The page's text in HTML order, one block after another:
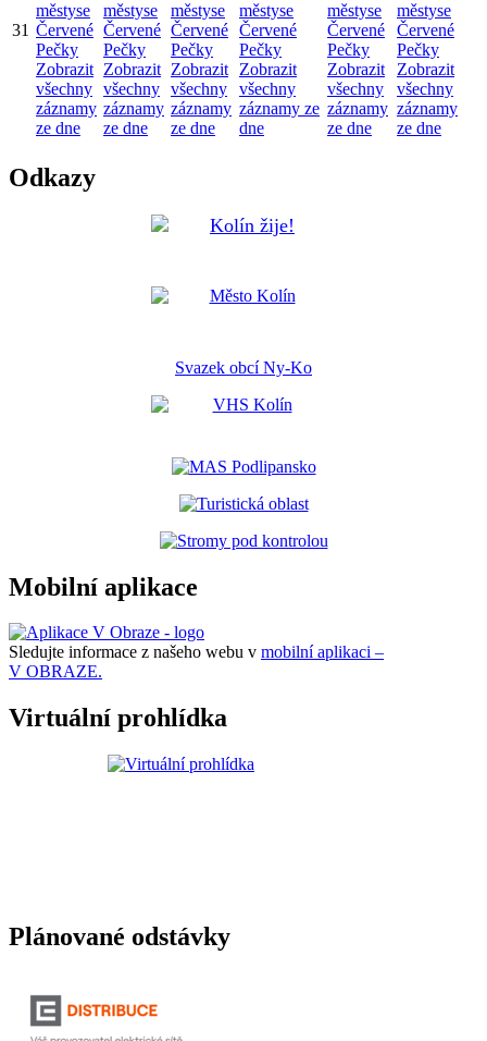
31
městyse
Červené
Pečky
Zobrazit
všechny
záznamy
ze dne
městyse
Červené
Pečky
Zobrazit
všechny
záznamy
ze dne
městyse
Červené
Pečky
Zobrazit
všechny
záznamy
ze dne
městyse
Červené
Pečky
Zobrazit
všechny
záznamy ze
dne
městyse
Červené
Pečky
Zobrazit
všechny
záznamy
ze dne
městyse
Červené
Pečky
Zobrazit
všechny
záznamy
ze dne
Odkazy
Svazek obcí Ny-Ko
Mobilní aplikace
Sledujte informace z našeho webu v mobilní aplikaci –
V OBRAZE.
Virtuální prohlídka
Plánované odstávky